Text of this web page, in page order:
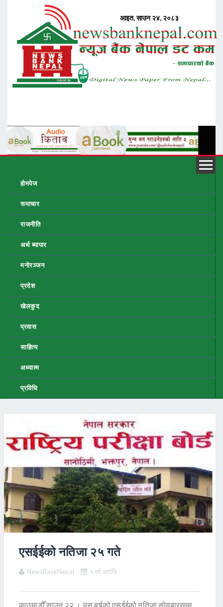
होमपेज
समाचार
राजनीति
अर्थ ब्यापार
मनोरञ्जन
प्रदेश
खेलकुद
प्रवास
साहित्य
अध्यात्म
प्रविधि
एसईईको नतिजा २५ गते
NewsBankNepal ५ वर्ष अगाडि
काठमाडौँ साउन २२ । यस बर्षको एसईईको नतिजा सोमबारसम्म